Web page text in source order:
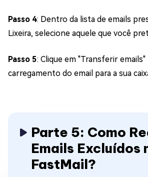
Passo 4: Dentro da lista de emails
Lixeira, selecione aquele que você
Passo 5: Clique em "Transferir
carregamento do email para a sua
Parte 5: Como
Emails Excluídos
FastMail?